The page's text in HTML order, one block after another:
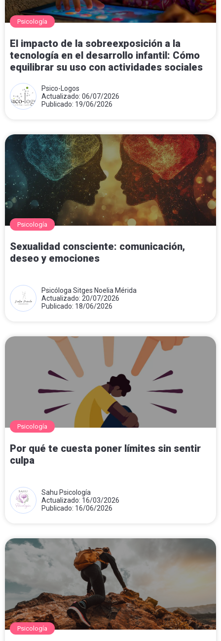
Psicología
El impacto de la sobreexposición a la
tecnología en el desarrollo infantil: Cómo
equilibrar su uso con actividades sociales
Psico-Logos
Actualizado: 06/07/2026
Publicado: 19/06/2026
Psicología
Sexualidad consciente: comunicación,
deseo y emociones
Psicóloga Sitges Noelia Mérida
Actualizado: 20/07/2026
Publicado: 18/06/2026
Psicología
Por qué te cuesta poner límites sin sentir
culpa
Sahu Psicología
Actualizado: 16/03/2026
Publicado: 16/06/2026
Psicología